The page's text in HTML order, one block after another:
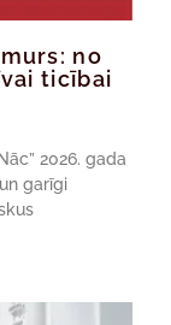
no
ticībai
2026. gada
garīgi